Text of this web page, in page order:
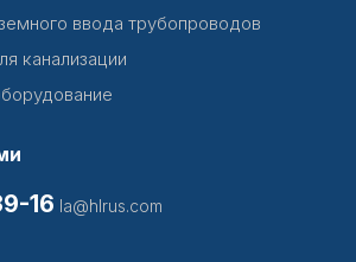
ввода трубопроводов
канализации
16 la@hlrus.com